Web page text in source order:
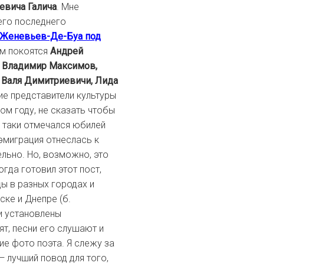
Галича . Мне
последнего
Де-Буа под
покоятся Андрей
Владимир Максимов,
Валя Димитриевичи, Лида
представители культуры
году, не сказать чтобы
отмечался юбилей
отнеслась к
Но, возможно, это
готовил этот пост,
в разных городах и
и Днепре (б.
установлены
песни его слушают и
фото поэта. Я слежу за
лучший повод для того,